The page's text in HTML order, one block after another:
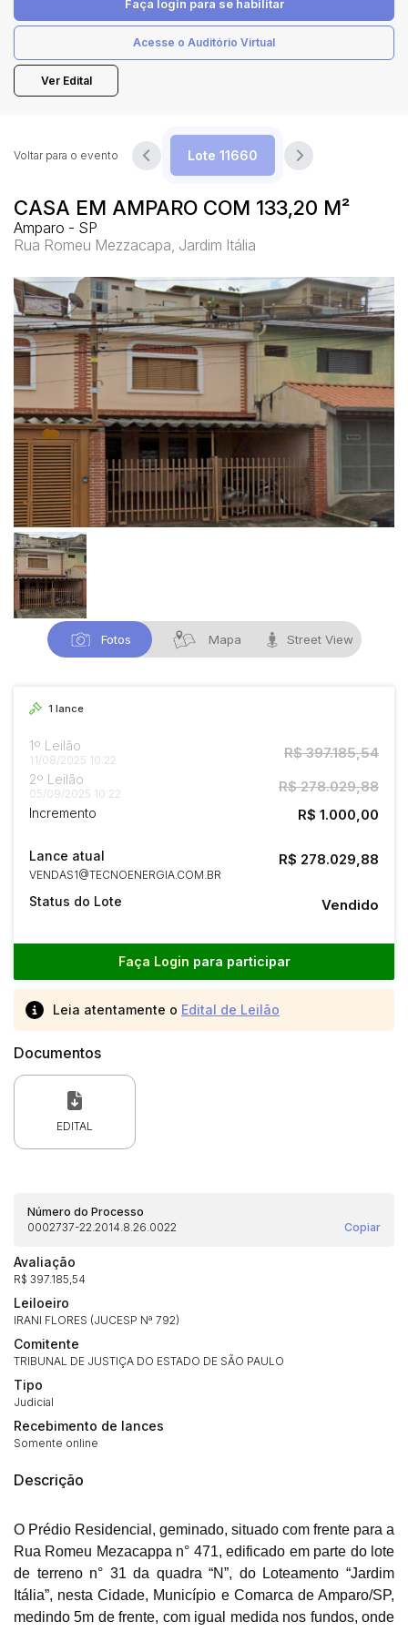
Faça login para se habilitar
Acesse o Auditório Virtual
Ver Edital
CASA EM AMPARO COM 133,20 M²
Amparo - SP
Rua Romeu Mezzacapa, Jardim Itália
Voltar para o evento
Fotos Mapa Street View
1 lance
1º Leilão
11/08/2025 10:22 R$ 397.185,54
2º Leilão
05/09/2025 10:22 R$ 278.029,88
Incremento R$ 1.000,00
Lance atual
VENDAS1@TECNOENERGIA.COM.BR
R$ 278.029,88
Status do Lote Vendido
Faça Login para participar
Leia atentamente o Edital de Leilão
Documentos
EDITAL
Número do Processo
0002737-22.2014.8.26.0022
Copiar
Avaliação
R$ 397.185,54
Leiloeiro
IRANI FLORES (JUCESP Nª 792)
Comitente
TRIBUNAL DE JUSTIÇA DO ESTADO DE SÃO PAULO
Tipo
Judicial
Recebimento de lances
Somente online
Descrição
O Prédio Residencial, geminado, situado com frente para a
Rua Romeu Mezacappa n° 471, edificado em parte do lote
de terreno n° 31 da quadra “N”, do Loteamento “Jardim
Itália”, nesta Cidade, Município e Comarca de Amparo/SP,
medindo 5m de frente, com igual medida nos fundos, onde